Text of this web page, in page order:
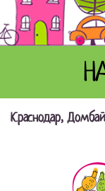
Краснодар,